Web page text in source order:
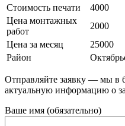
Стоимость печати
4000
Цена монтажных
работ
2000
Цена за месяц
25000
Район
Отправляйте заявку — мы
актуальную информацию о
Ваше имя (обязательно)